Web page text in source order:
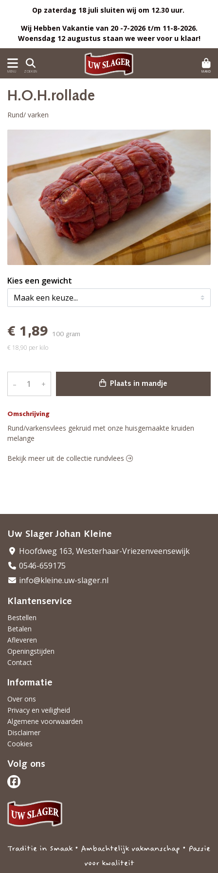
Op zaterdag 18 juli sluiten wij om 12.30 uur.
Wij Hebben Vakantie van 20 -7-2026 t/m 11-8-2026.
Woensdag 12 augustus staan we weer voor u klaar!
MENU ZOEKEN MAND
Omschrijving
Rund/varkensvlees gekruid met onze huisgemaakte kruiden
melange
H.O.H.rollade
Rund/ varken
Kies een gewicht
€ 1,89 100 gram
€ 18,90 per kilo
– + Plaats in mandje
Bekijk meer uit de collectie rundvlees
Uw Slager Johan Kleine
Hoofdweg 163, Westerhaar-Vriezenveensewijk
0546-659175
info@kleine.uw-slager.nl
Klantenservice
Bestellen
Betalen
Afleveren
Openingstijden
Contact
Informatie
Over ons
Privacy en veiligheid
Algemene voorwaarden
Disclaimer
Cookies
Volg ons
Traditie in Smaak • Ambachtelijk vakmanschap • Passie
voor kwaliteit